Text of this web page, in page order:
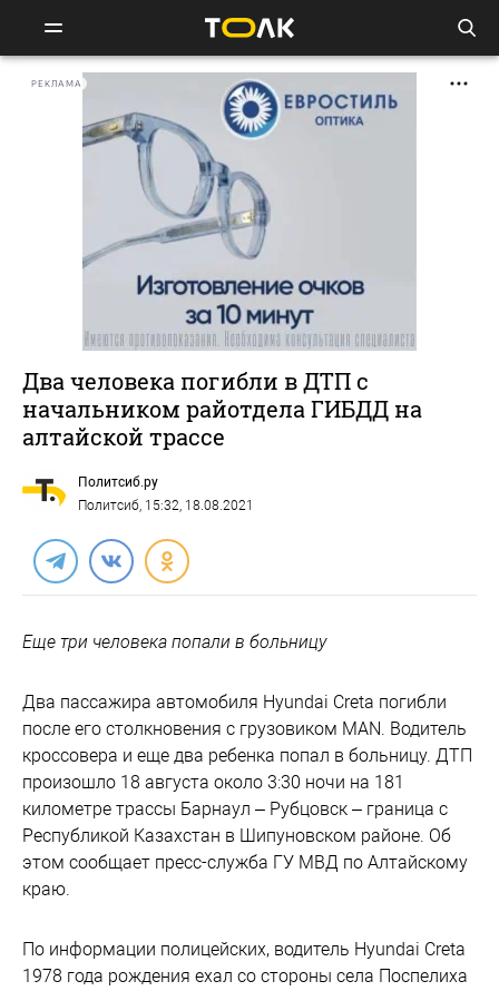
РЕКЛАМА
Два человека погибли в ДТП с
начальником райотдела ГИБДД на
алтайской трассе
Политсиб.ру
Политсиб, 15:32, 18.08.2021
Еще три человека попали в больницу
Два пассажира автомобиля Hyundai Creta погибли
после его столкновения с грузовиком MAN. Водитель
кроссовера и еще два ребенка попал в больницу. ДТП
произошло 18 августа около 3:30 ночи на 181
километре трассы Барнаул – Рубцовск – граница с
Республикой Казахстан в Шипуновском районе. Об
этом сообщает пресс-служба ГУ МВД по Алтайскому
краю.
По информации полицейских, водитель Hyundai Creta
1978 года рождения ехал со стороны села Поспелиха